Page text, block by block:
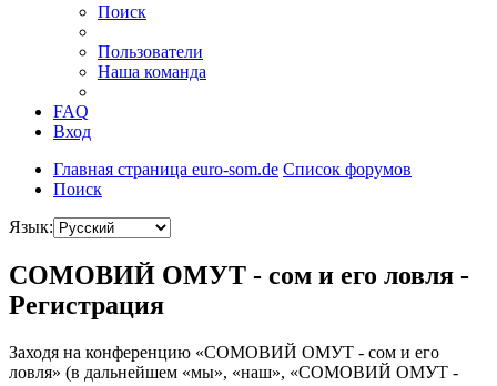
Поиск
Пользователи
Наша команда
FAQ
Вход
Главная страница euro-som.de Список форумов
Поиск
Язык:
СОМОВИЙ ОМУТ - сом и его ловля -
Регистрация
Заходя на конференцию «СОМОВИЙ ОМУТ - сом и его
ловля» (в дальнейшем «мы», «наш», «СОМОВИЙ ОМУТ -